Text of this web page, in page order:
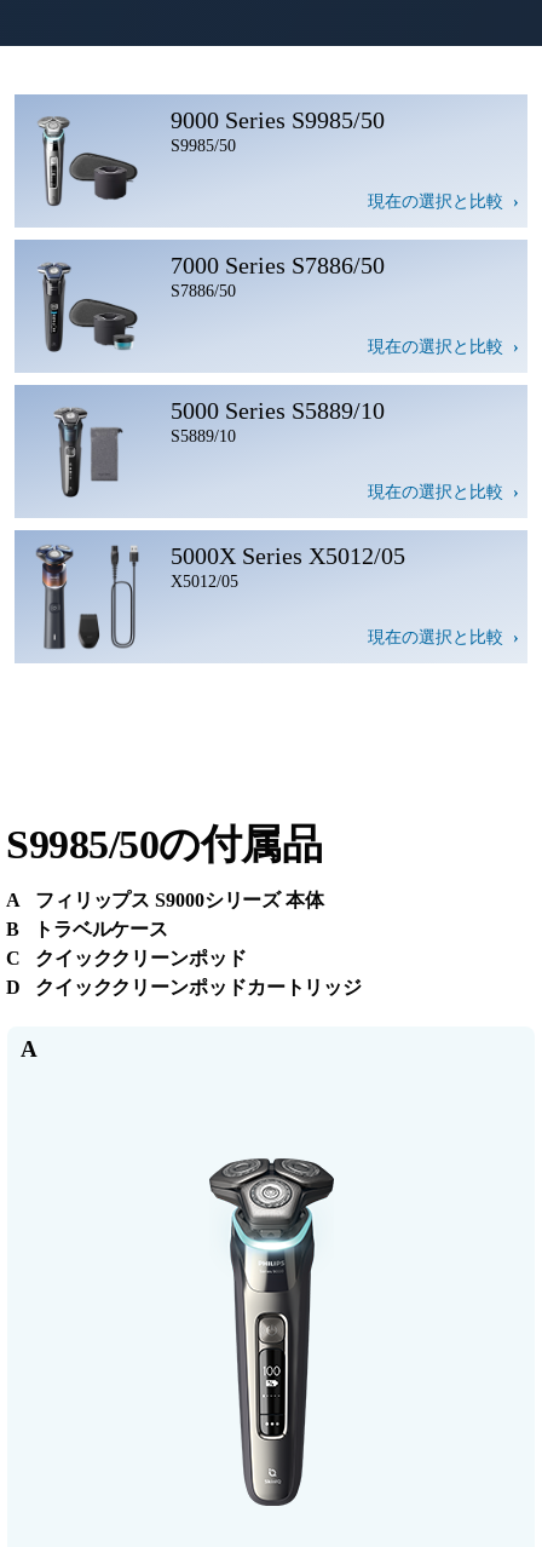
9000 Series S9985/50
S9985/50
現在の選択と比較
7000 Series S7886/50
S7886/50
現在の選択と比較
5000 Series S5889/10
S5889/10
現在の選択と比較
5000X Series X5012/05
X5012/05
現在の選択と比較
S9985/50の付属品
A フィリップス S9000シリーズ 本体
B トラベルケース
C クイッククリーンポッド
D クイッククリーンポッドカートリッジ
A